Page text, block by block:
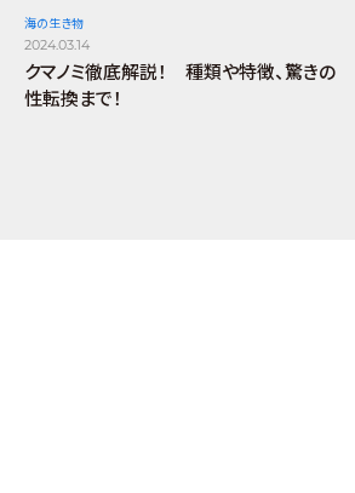
海の生き物
2024.03.14
クマノミ徹底解説！ 種類や特徴、驚きの
性転換まで！